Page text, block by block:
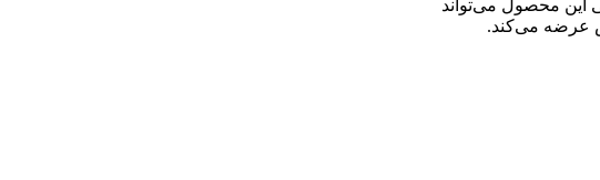
این محصول می‌تواند
عرضه می‌کند.